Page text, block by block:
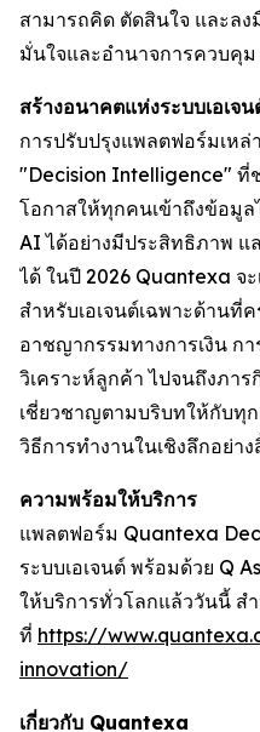
สามารถคิด ตัดสินใจ และลง
มั่นใจและอำนาจการควบคุม
สร้างอนาคตแห่งระบบเอเจน
การปรับปรุงแพลตฟอร์มเหล่
"Decision Intelligence" ที่
โอกาสให้ทุกคนเข้าถึงข้อมูล
AI ได้อย่างมีประสิทธิภาพ
ได้ ในปี 2026 Quantexa จ
สำหรับเอเจนต์เฉพาะด้านที่
อาชญากรรมทางการเงิน ก
วิเคราะห์ลูกค้า ไปจนถึงภา
เชี่ยวชาญตามบริบทให้กับทุ
วิธีการทำงานในเชิงลึกอย่าง
ความพร้อมให้บริการ
แพลตฟอร์ม Quantexa
ระบบเอเจนต์ พร้อมด้วย Q
ให้บริการทั่วโลกแล้ววันนี้ ส
ที่ https://
innovation/
เกี่ยวกับ Quantexa